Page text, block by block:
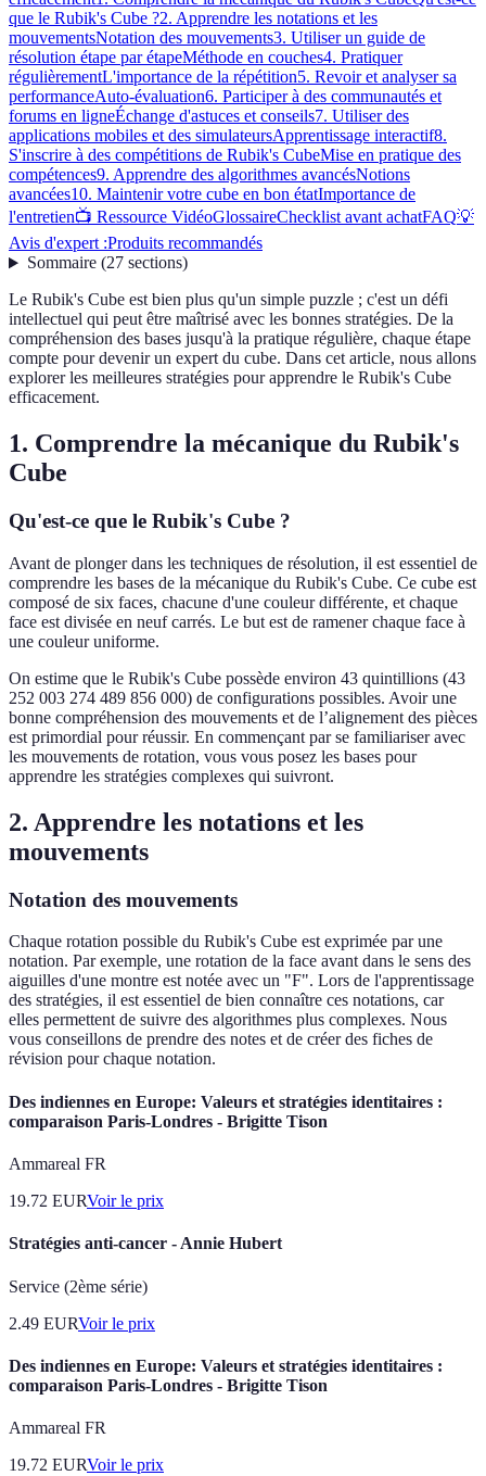
que le Rubik's Cube ?2. Apprendre les notations et les
mouvementsNotation des mouvements3. Utiliser un guide de
résolution étape par étapeMéthode en couches4. Pratiquer
régulièrementL'importance de la répétition5. Revoir et analyser sa
performanceAuto-évaluation6. Participer à des communautés et
forums en ligneÉchange d'astuces et conseils7. Utiliser des
applications mobiles et des simulateursApprentissage interactif8.
S'inscrire à des compétitions de Rubik's CubeMise en pratique des
compétences9. Apprendre des algorithmes avancésNotions
avancées10. Maintenir votre cube en bon étatImportance de
l'entretien📺 Ressource VidéoGlossaireChecklist avant achatFAQ💡
Avis d'expert :Produits recommandés
Sommaire(27 sections)
Le Rubik's Cube est bien plus qu'un simple puzzle ; c'est un défi
intellectuel qui peut être maîtrisé avec les bonnes stratégies. De la
compréhension des bases jusqu'à la pratique régulière, chaque étape
compte pour devenir un expert du cube. Dans cet article, nous allons
explorer les meilleures stratégies pour apprendre le Rubik's Cube
efficacement.
1. Comprendre la mécanique du Rubik's
Cube
Qu'est-ce que le Rubik's Cube ?
Avant de plonger dans les techniques de résolution, il est essentiel de
comprendre les bases de la mécanique du Rubik's Cube. Ce cube est
composé de six faces, chacune d'une couleur différente, et chaque
face est divisée en neuf carrés. Le but est de ramener chaque face à
une couleur uniforme.
On estime que le Rubik's Cube possède environ 43 quintillions (43
252 003 274 489 856 000) de configurations possibles. Avoir une
bonne compréhension des mouvements et de l’alignement des pièces
est primordial pour réussir. En commençant par se familiariser avec
les mouvements de rotation, vous vous posez les bases pour
apprendre les stratégies complexes qui suivront.
2. Apprendre les notations et les
mouvements
Notation des mouvements
Chaque rotation possible du Rubik's Cube est exprimée par une
notation. Par exemple, une rotation de la face avant dans le sens des
aiguilles d'une montre est notée avec un "F". Lors de l'apprentissage
des stratégies, il est essentiel de bien connaître ces notations, car
elles permettent de suivre des algorithmes plus complexes. Nous
vous conseillons de prendre des notes et de créer des fiches de
révision pour chaque notation.
Des indiennes en Europe: Valeurs et stratégies identitaires :
comparaison Paris-Londres - Brigitte Tison
Ammareal FR
19.72 EURVoir le prix
Stratégies anti-cancer - Annie Hubert
Service (2ème série)
2.49 EURVoir le prix
Des indiennes en Europe: Valeurs et stratégies identitaires :
comparaison Paris-Londres - Brigitte Tison
Ammareal FR
19.72 EURVoir le prix